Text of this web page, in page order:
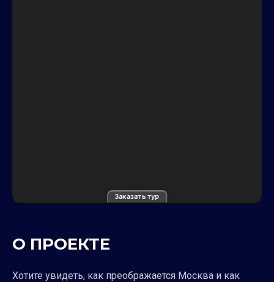
Заказать тур
О ПРОЕКТЕ
Хотите увидеть, как преображается Москва и как